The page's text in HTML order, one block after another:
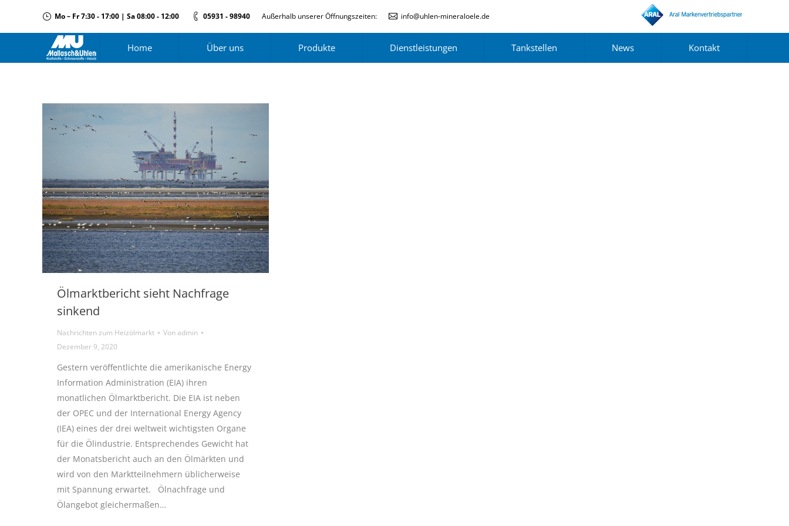
Mo – Fr 7:30 - 17:00 | Sa 08:00 - 12:00 05931 - 98940 Außerhalb unserer Öffnungszeiten: info@uhlen-mineraloele.de
Home Über uns Produkte Dienstleistungen Tankstellen News Kontakt
Ölmarktbericht sieht Nachfrage
sinkend
Nachrichten zum Heizölmarkt Vonadmin
Dezember 9, 2020
Gestern veröffentlichte die amerikanische Energy
Information Administration (EIA) ihren
monatlichen Ölmarktbericht. Die EIA ist neben
der OPEC und der International Energy Agency
(IEA) eines der drei weltweit wichtigsten Organe
für die Ölindustrie. Entsprechendes Gewicht hat
der Monatsbericht auch an den Ölmärkten und
wird von den Marktteilnehmern üblicherweise
mit Spannung erwartet. Ölnachfrage und
Ölangebot gleichermaßen…